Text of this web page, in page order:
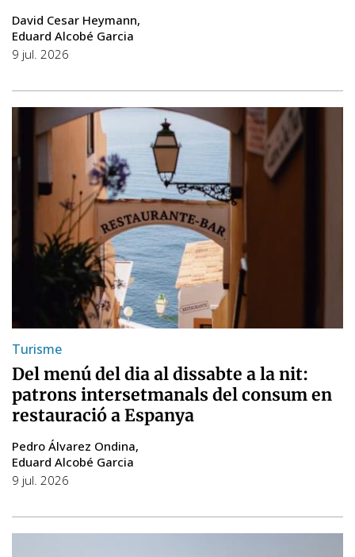
David Cesar Heymann
Eduard Alcobé Garcia
9 jul. 2026
Turisme
Del menú del dia al dissabte a la nit:
patrons intersetmanals del consum en
restauració a Espanya
Pedro Álvarez Ondina
Eduard Alcobé Garcia
9 jul. 2026